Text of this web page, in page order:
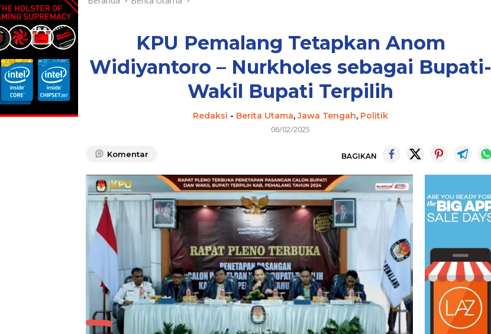
KPU Pemalang Tetapkan Anom
Widiyantoro – Nurkholes sebagai Bupati-
Wakil Bupati Terpilih
Redaksi - Berita Utama,Jawa Tengah, Politik
06/02/2025
Komentar BAGIKAN